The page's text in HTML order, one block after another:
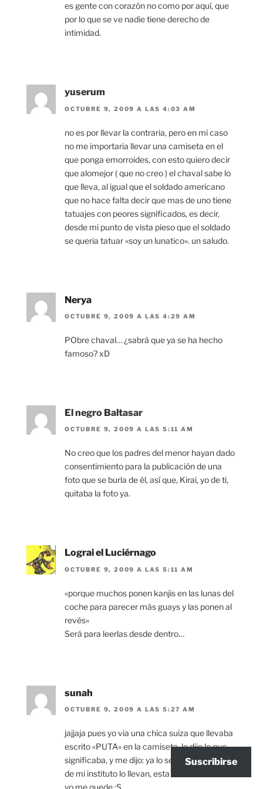
es gente con corazón no como por aquí, que
por lo que se ve nadie tiene derecho de
intimidad.
yuserum
OCTUBRE 9, 2009 A LAS 4:03 AM
no es por llevar la contraria, pero en mi caso
no me importaria llevar una camiseta en el
que ponga emorroides, con esto quiero decir
que alomejor ( que no creo ) el chaval sabe lo
que lleva, al igual que el soldado americano
que no hace falta decir que mas de uno tiene
tatuajes con peores significados, es decir,
desde mi punto de vista pieso que el soldado
se queria tatuar «soy un lunatico». un saludo.
Nerya
OCTUBRE 9, 2009 A LAS 4:29 AM
PObre chaval… ¿sabrá que ya se ha hecho
famoso? xD
El negro Baltasar
OCTUBRE 9, 2009 A LAS 5:11 AM
No creo que los padres del menor hayan dado
consentimiento para la publicación de una
foto que se burla de él, así que, Kirai, yo de ti,
quitaba la foto ya.
Lograi el Luciérnago
OCTUBRE 9, 2009 A LAS 5:11 AM
«porque muchos ponen kanjis en las lunas del
coche para parecer más guays y las ponen al
revés»
Será para leerlas desde dentro…
sunah
OCTUBRE 9, 2009 A LAS 5:27 AM
jajjaja pues yo via una chica suiza que llevaba
escrito «PUTA» en la camiseta, le dije lo que
significaba, y me dijo: ya lo se, todas las chicas
de mi instituto lo llevan, esta a la moda.
Suscribirse